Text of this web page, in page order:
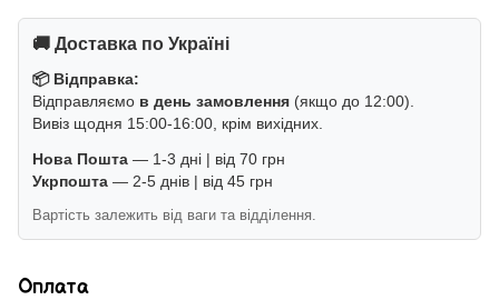
🚚 Доставка по Україні
📦 Відправка:
Відправляємо в день замовлення (якщо до 12:00).
Вивіз щодня 15:00-16:00, крім вихідних.
Нова Пошта — 1-3 дні | від 70 грн
Укрпошта — 2-5 днів | від 45 грн
Вартість залежить від ваги та відділення.
Оплата